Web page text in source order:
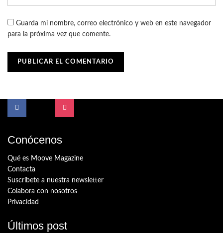
Guarda mi nombre, correo electrónico y web en este navegador
para la próxima vez que comente.
Conócenos
Qué es Moove Magazine
Contacta
Suscríbete a nuestra newsletter
Colabora con nosotros
Privacidad
Últimos post